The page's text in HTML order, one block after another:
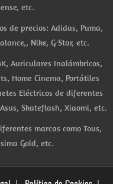
etc.
de precios: Adidas, Puma,
Nike, G-Star, etc.
Auriculares Inalámbricos,
Home Cinema, Portátiles
Eléctricos de diferentes
Skateflash, Xiaomi, etc.
marcas como Tous,
Gold, etc.